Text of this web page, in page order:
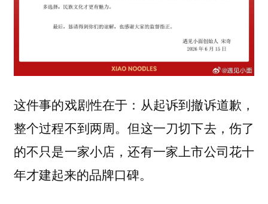
这件事的戏剧性在于：从起诉到撤诉道歉，
整个过程不到两周。但这一刀切下去，伤了
的不只是一家小店，还有一家上市公司花十
年才建起来的品牌口碑。